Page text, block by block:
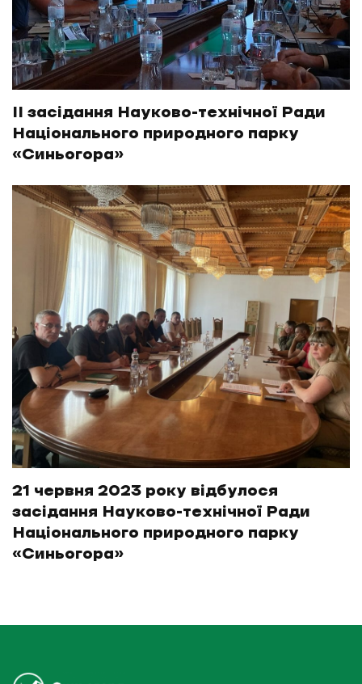
ІІ засідання Науково-технічної Ради
Національного природного парку
«Синьогора»
21 червня 2023 року відбулося
засідання Науково-технічної Ради
Національного природного парку
«Синьогора»